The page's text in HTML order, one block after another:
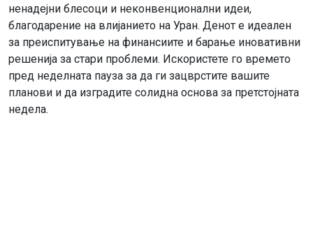
ненадејни блесоци и неконвенционални идеи,
благодарение на влијанието на Уран. Денот е идеален
за преиспитување на финансиите и барање иновативни
решенија за стари проблеми. Искористете го времето
пред неделната пауза за да ги зацврстите вашите
планови и да изградите солидна основа за претстојната
недела.